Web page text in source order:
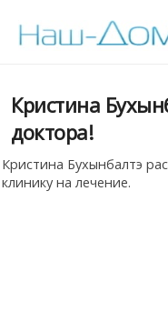
Кристина
доктора!
Кристина Бухынбалтэ
клинику на лечение.